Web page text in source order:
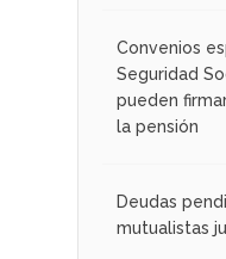
Convenios
Seguridad
pueden
la pensión
Deudas
mutualistas